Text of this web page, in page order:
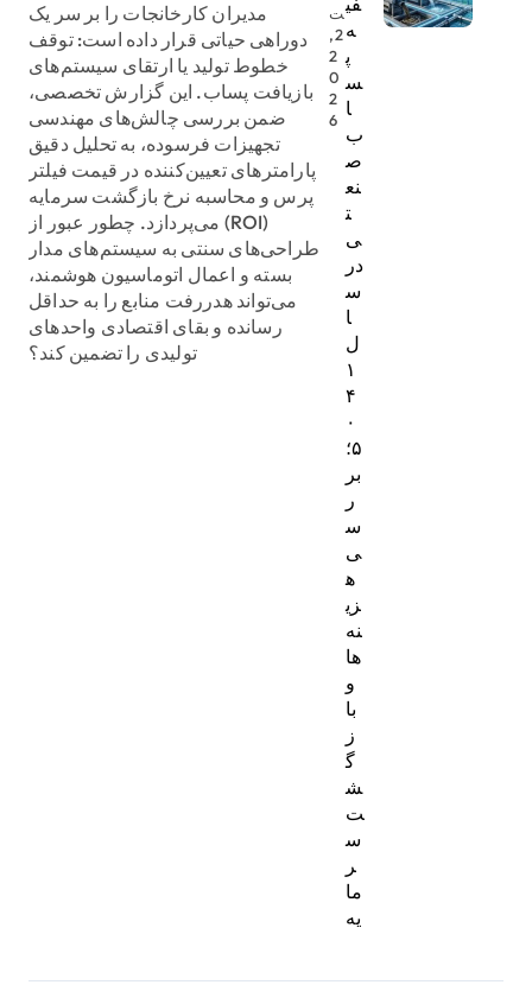
ه
پ
س
ا
ب
ص
نع
ت
ی
در
س
ا
ل
۱
۴
۰
۵؛
بر
ر
س
ی
ه
زی
نه‌
ها
و
با
ز
گ
ش
ت
س
ر
ما
یه
ت
2,
2
0
2
6
مدیران کارخانجات را بر سر یک
دوراهی حیاتی قرار داده است: توقف
خطوط تولید یا ارتقای سیستم‌های
بازیافت پساب. این گزارش تخصصی،
ضمن بررسی چالش‌های مهندسی
تجهیزات فرسوده، به تحلیل دقیق
پارامترهای تعیین‌کننده در قیمت فیلتر
پرس و محاسبه نرخ بازگشت سرمایه
(ROI) می‌پردازد. چطور عبور از
طراحی‌های سنتی به سیستم‌های مدار
بسته و اعمال اتوماسیون هوشمند،
می‌تواند هدررفت منابع را به حداقل
رسانده و بقای اقتصادی واحدهای
تولیدی را تضمین کند؟